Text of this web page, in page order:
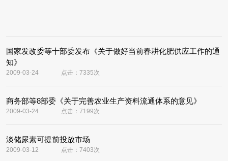
国家发改委等十部委发布《关于做好当前春耕化肥供应工作的通
知》
2009-03-24 点击：7335次
商务部等8部委《关于完善农业生产资料流通体系的意见》
2009-03-24 点击：7199次
淡储尿素可提前投放市场
2009-03-12 点击：7403次